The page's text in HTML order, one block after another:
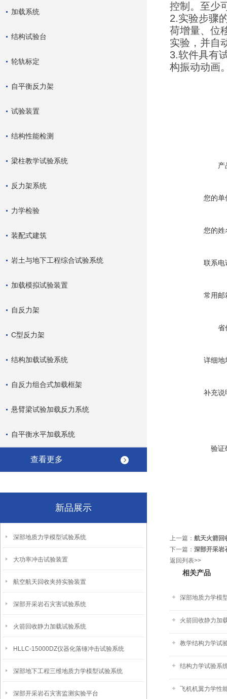
加载系统
结构试验台
轮轨标定
自平衡反力架
试验装置
结构性能检测
梁柱教学试验系统
反力架系统
力学检验
装配式建筑
岩土与地下工程综合试验系统
加载模拟试验装置
自反力架
C型反力架
结构加载试验系统
自反力组合式加载框架
悬臂梁试验加载反力系统
自平衡水平加载系统
查看更多
新品展示
深部地质力学模型试验系统
大功率冲击试验装置
航空航天回收夹持实验装置
深部开采岩石灾害试验系统
火箭回收静力加载试验系统
HLLC-15000DZ仪器化落锤冲击试验系统
深部地下工程三维地质力学模型试验系统
深部开采岩石灾害监测实验平台
控制。至少
2.实验步骤
荷增量、位
实验，并自
3.软件具有
构振动动画
产
您的单
您的姓
联系电
常用邮
省
详细地
补充说
验证
上一篇： 航天火箭回
下一篇： 深部开采岩
返回列表>>
相关产品
深部地质力学模
火箭回收静力加
教学结构力学试
结构力学试验系
飞机机翼力学性